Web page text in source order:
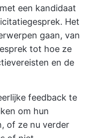
een kandidaat
Het
gaan, van
tot hoe ze
en de
feedback te
om hun
of ze nu verder